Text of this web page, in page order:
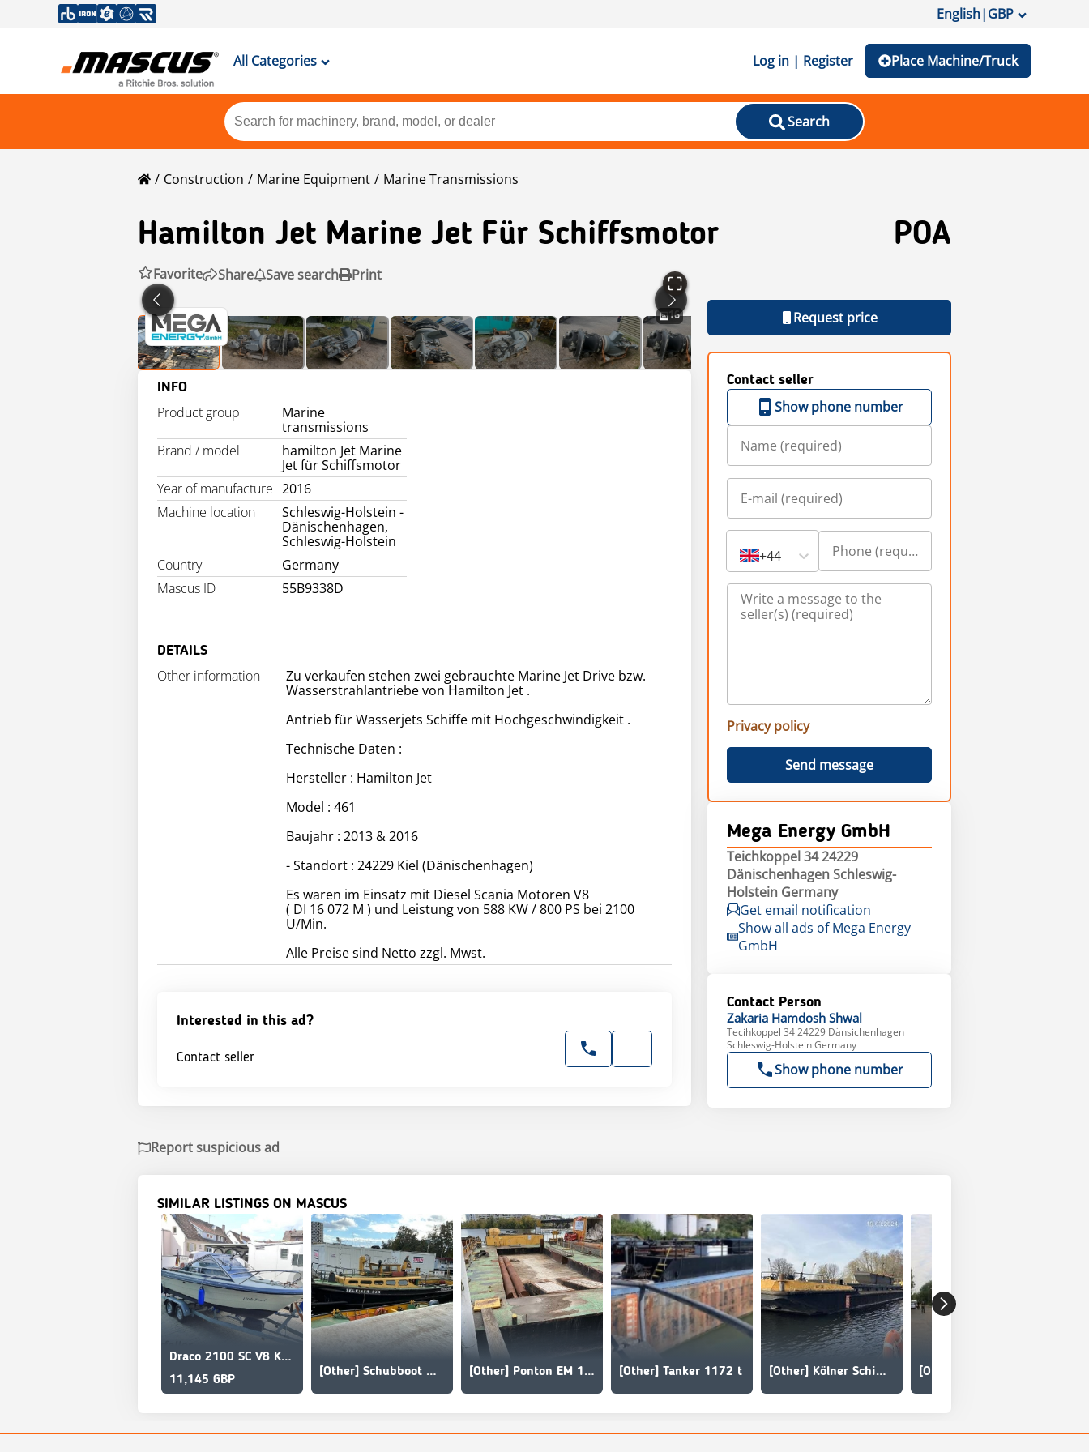
English|GBP
All Categories Log in | Register Place Machine/Truck
Search
Construction Marine Equipment Marine Transmissions
Hamilton Jet Marine Jet Für Schiffsmotor POA
Favorite Share Save search Print
16
INFO
Product group
Marine
transmissions
Brand / model
hamilton Jet Marine
Jet für Schiffsmotor
Year of manufacture 2016
Machine location
Schleswig-Holstein -
Dänischenhagen,
Schleswig-Holstein
Country
Germany
Mascus ID
55B9338D
DETAILS
Other information
Zu verkaufen stehen zwei gebrauchte Marine Jet Drive bzw.
Wasserstrahlantriebe von Hamilton Jet .
Antrieb für Wasserjets Schiffe mit Hochgeschwindigkeit .
Technische Daten :
Hersteller : Hamilton Jet
Model : 461
Baujahr : 2013 & 2016
- Standort : 24229 Kiel (Dänischenhagen)
Es waren im Einsatz mit Diesel Scania Motoren V8
( DI 16 072 M ) und Leistung von 588 KW / 800 PS bei 2100
U/Min.
Alle Preise sind Netto zzgl. Mwst.
Interested in this ad?
Contact seller
Request price
Contact seller
Show phone number
+44
Privacy policy
Send message
Mega Energy GmbH
Teichkoppel 34 24229
Dänischenhagen Schleswig-
Holstein Germany
Get email notification
Show all ads of Mega Energy
GmbH
Contact Person
Zakaria Hamdosh Shwal
Tecihkoppel 34 24229 Dänsichenhagen
Schleswig-Holstein Germany
Show phone number
Report suspicious ad
SIMILAR LISTINGS ON MASCUS
Draco 2100 SC V8 Kajütboot
11,145 GBP
[Other] Schubboot Motorbarkasse [Other] Ponton EM 166 Deutsche Industriewerke Berlin [Other] Tanker 1172 t [Other] Kölner Schiffswerft Deutz MC 28